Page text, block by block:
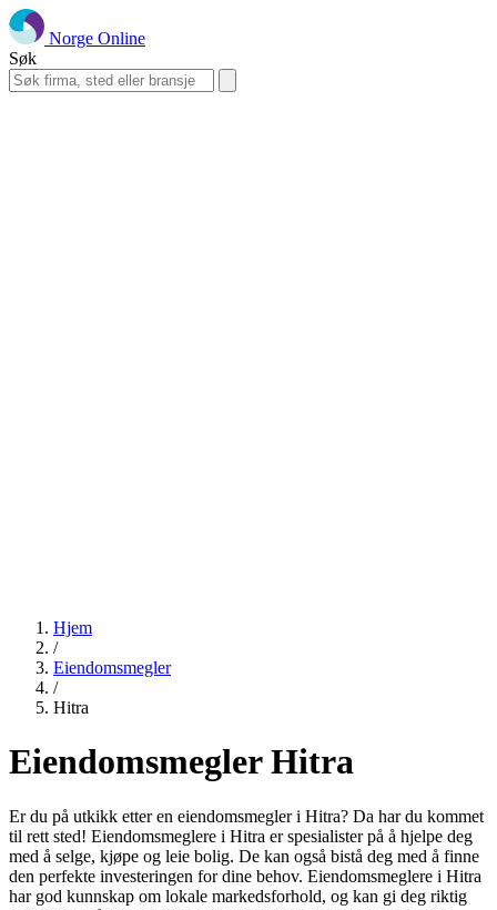
Norge Online
Søk
Hjem
/
Eiendomsmegler
/
Hitra
Eiendomsmegler Hitra
Er du på utkikk etter en eiendomsmegler i Hitra? Da har du kommet
til rett sted! Eiendomsmeglere i Hitra er spesialister på å hjelpe deg
med å selge, kjøpe og leie bolig. De kan også bistå deg med å finne
den perfekte investeringen for dine behov. Eiendomsmeglere i Hitra
har god kunnskap om lokale markedsforhold, og kan gi deg riktig